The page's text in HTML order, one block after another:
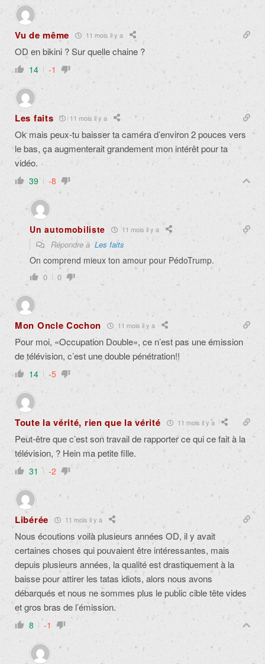
Vu de même 11 mois il y a
OD en bikini ? Sur quelle chaine ?
14 -1
Les faits 11 mois il y a
Ok mais peux-tu baisser ta caméra d’environ 2 pouces vers
le bas, ça augmenterait grandement mon intérêt pour ta
vidéo.
39 -8
Un automobiliste 11 mois il y a
Répondre à Les faits
On comprend mieux ton amour pour PédoTrump.
0 0
Mon Oncle Cochon 11 mois il y a
Pour moi, «Occupation Double», ce n’est pas une émission
de télévision, c’est une double pénétration!!
14 -5
Toute la vérité, rien que la vérité 11 mois il y a
Peut-être que c’est son travail de rapporter ce qui ce fait à la
télévision, ? Hein ma petite fille.
31 -2
Libérée 11 mois il y a
Nous écoutions voilà plusieurs années OD, il y avait
certaines choses qui pouvaient être intéressantes, mais
depuis plusieurs années, la qualité est drastiquement à la
baisse pour attirer les tatas idiots, alors nous avons
débarqués et nous ne sommes plus le public cible tête vides
et gros bras de l’émission.
8 -1